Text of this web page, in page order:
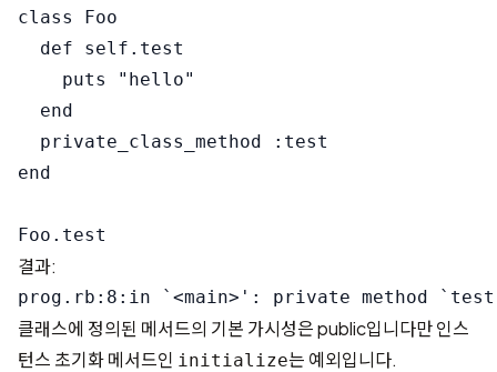
class Foo
  def self.test
    puts "hello"
  end
  private_class_method :test
end
결과:
클래스에 정의된 메서드의 기본 가시성은 public입니다만 인스
턴스 초기화 메서드인 initialize는 예외입니다.